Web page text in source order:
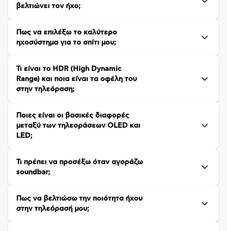
βελτιώνει τον ήχο;
Πως να επιλέξω το καλύτερο
ηχοσύστημα για το σπίτι μου;
Τι είναι το HDR (High Dynamic
Range) και ποια είναι τα οφέλη του
στην τηλεόραση;
Ποιες είναι οι βασικές διαφορές
μεταξύ των τηλεοράσεων OLED και
LED;
Τι πρέπει να προσέξω όταν αγοράζω
soundbar;
Πως να βελτιώσω την ποιότητα ήχου
στην τηλεόρασή μου;